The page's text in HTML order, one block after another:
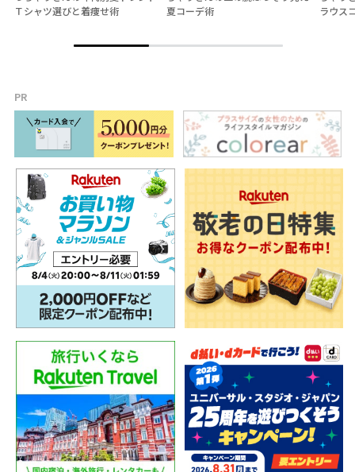
Ｔシャツ選びと着痩せ術
夏コーデ術
ラウス
PR